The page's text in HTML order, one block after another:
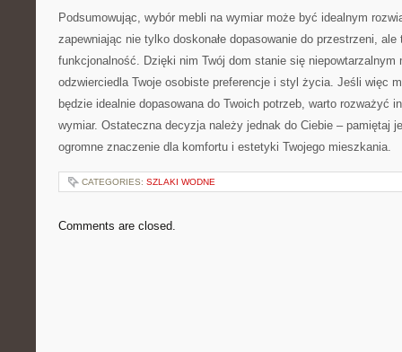
Podsumowując, wybór mebli na ⁤wymiar może być idealnym
zapewniając‍ nie tylko doskonałe dopasowanie​ do przestrzeni,
funkcjonalność. Dzięki nim Twój dom ​stanie się niepowtarzalnym
odzwierciedla‌ Twoje osobiste preferencje i styl życia. Jeśli więc
będzie ‍idealnie ⁣dopasowana do Twoich potrzeb, warto rozważyć
‍wymiar. Ostateczna decyzja należy jednak do Ciebie – pamiętaj
ogromne znaczenie ⁣dla komfortu i estetyki Twojego mieszkania.
CATEGORIES: SZLAKI WODNE
Comments are closed.